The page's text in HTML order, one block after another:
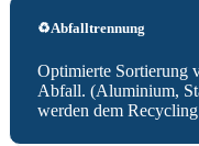
♻️Abfalltrennung
Optimierte Sortierung
Abfall. (Aluminium,
werden dem